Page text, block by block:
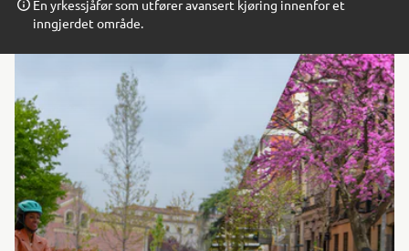
En yrkessjåfør som utfører avansert kjøring innenfor et
inngjerdet område.